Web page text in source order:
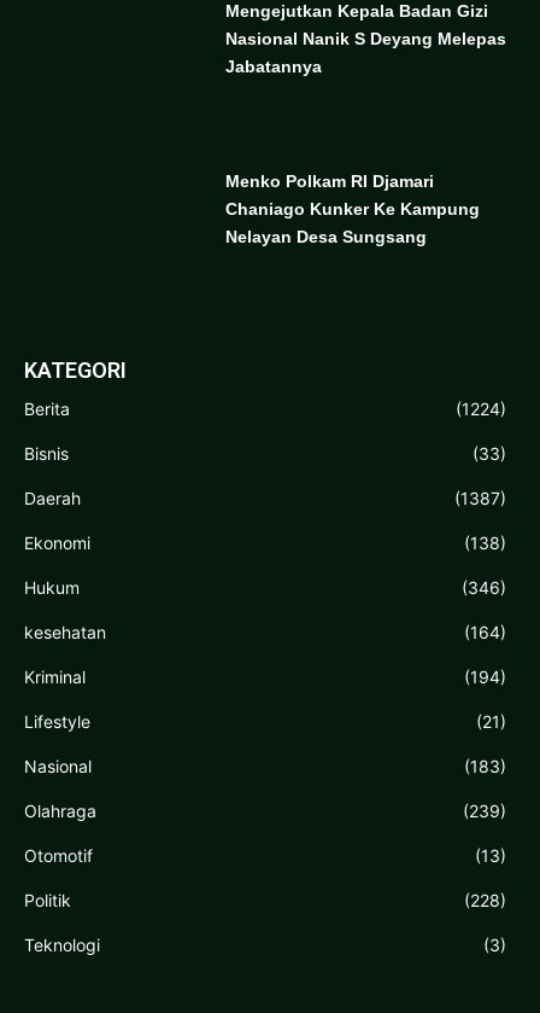
Mengejutkan Kepala Badan Gizi
Nasional Nanik S Deyang Melepas
Jabatannya
Menko Polkam RI Djamari
Chaniago Kunker Ke Kampung
Nelayan Desa Sungsang
KATEGORI
Berita (1224)
Bisnis (33)
Daerah (1387)
Ekonomi (138)
Hukum (346)
kesehatan (164)
Kriminal (194)
Lifestyle (21)
Nasional (183)
Olahraga (239)
Otomotif (13)
Politik (228)
Teknologi (3)